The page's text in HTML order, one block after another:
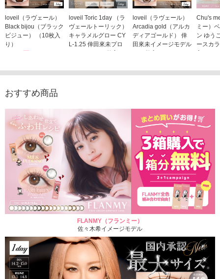
loveil（ラヴェール）
Black bijou（ブラック
ビジュー） （10枚入
り）
1,760円
loveil Toric 1day （ラ
ヴェールトーリック）
キャラメルグロー CY
L-1.25 倖田來未プロ
デュース （10枚入
1,760円(税込)
loveil（ラヴェール）
Arcadia gold（アルカ
ディアゴールド） 倖
田來未イメージモデル
（10枚入り）
Chu's
ミー）
ン ゆう
ースカ
入り）
おすすめ商品
FLANMY（フランミー）
佐々木希イメージモデル